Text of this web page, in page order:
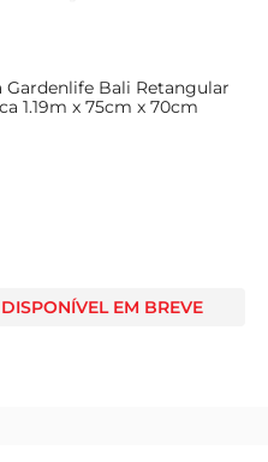
Gardenlife Bali Retangular
1.19m x 75cm x 70cm
DISPONÍVEL EM BREVE